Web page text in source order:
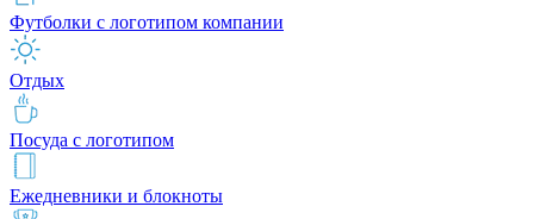
Футболки с логотипом компании
Отдых
Посуда с логотипом
Ежедневники и блокноты